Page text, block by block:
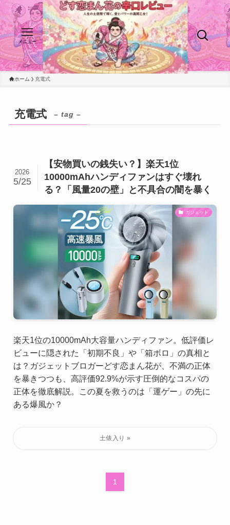
メニュー
ホーム 充電式
充電式 – tag –
【安物買いの銭失い？】楽天1位
10000mAhハンディファンはすぐ壊れ
る？「風量20の壁」と不具合の闇を暴く
2026
5/25
ガジェット
楽天1位の10000mAh大容量ハンディファン。低評価レ
ビューに隠された「初期不良」や「箱ボロ」の真相と
は？ガジェットブロガーどす恋まん花が、不満の正体
を暴きつつも、高評価92.9%が示す圧倒的なコスパの
正体を徹底解説。この夏を救うのは「運ゲー」の先に
ある爆風か？
1